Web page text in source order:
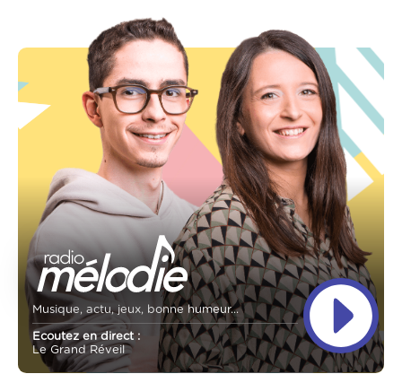
Musique, actu, jeux, bonne humeur...
Ecoutez en direct :
Le Grand Réveil